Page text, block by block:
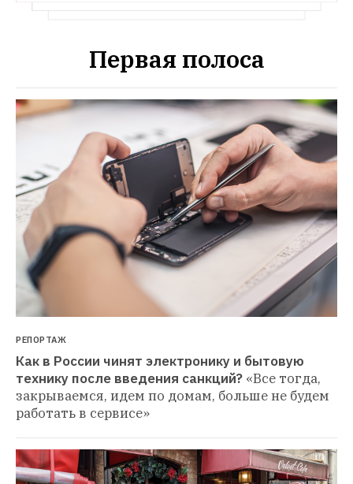
Первая полоса
РЕПОРТАЖ
Как в России чинят электронику и бытовую
технику после введения санкций? «Все тогда,
закрываемся, идем по домам, больше не будем
работать в сервисе»